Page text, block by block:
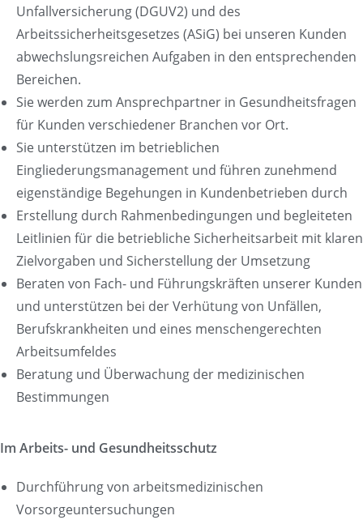
Unfallversicherung (DGUV2) und des
Arbeitssicherheitsgesetzes (ASiG) bei unseren Kunden
abwechslungsreichen Aufgaben in den entsprechenden
Bereichen.
Sie werden zum Ansprechpartner in Gesundheitsfragen
für Kunden verschiedener Branchen vor Ort.
Sie unterstützen im betrieblichen
Eingliederungsmanagement und führen zunehmend
eigenständige Begehungen in Kundenbetrieben durch
Erstellung durch Rahmenbedingungen und begleiteten
Leitlinien für die betriebliche Sicherheitsarbeit mit klaren
Zielvorgaben und Sicherstellung der Umsetzung
Beraten von Fach- und Führungskräften unserer Kunden
und unterstützen bei der Verhütung von Unfällen,
Berufskrankheiten und eines menschengerechten
Arbeitsumfeldes
Beratung und Überwachung der medizinischen
Bestimmungen
Im Arbeits- und Gesundheitsschutz
Durchführung von arbeitsmedizinischen
Vorsorgeuntersuchungen